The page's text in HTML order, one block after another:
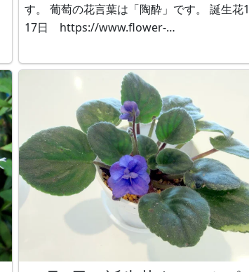
す。 葡萄の花言葉は「陶酔」です。 誕生花10月
17日 https://www.flower-